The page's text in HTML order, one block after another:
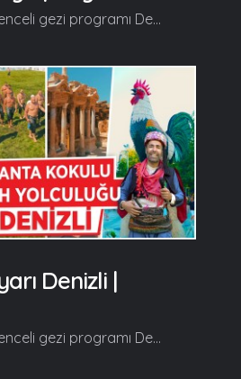
MyMecra'nın eğlenceli gezi programı Deyince'nin yeni durağı 'Sakarya Türküsü' şiirinin muhatabı, kültürün, doğanın, bisikletin ve sporun şehri Sakarya oluyor. Deyince, yeni bölümünde tarihi güzellikleriyle herkesi hayran bırakan 2. Beyazıt Köprüsü, Sakarya Nehri, Seracılık Mükemmeliyet Merkezi, Kültür Konağı, Yunus Paşa Camii, Tarihi Çınar Ağacı, Karagöl Yaylası, Paraşüt Tepe, Yeni Sakarya Atatürk Stadı, Karasu Fındık Bahçeleri, Yanık Fidan Üretim ve Teşhir Merkezi, Acarlar Longozu, Melen Botanik Bahçesi, Orhan Camii, Uzun Çarşı, Sakar Baba Türbesi ve Sapanca Gölü'nün en özel yanlarını izleyiciyle buluşturuyor... Devamı videoda... Gelin, Beraber Yürüyelim...
Denizli |
MyMecra'nın eğlenceli gezi programı Deyince'nin yeni durağı yeşilin hüküm sürdüğü, tarihiyle, kültürüyle, yemekleriyle ve hatta efeleriyle nam salmış Ege'nin güzel şehri Denizli oluyor. Deyince, yeni bölümünde tarihi ve manevi güzellikleriyle herkesi hayran bırakan Hierapolis Nekropol Alanı, Frontinius Caddesi, Kleopatra Antik Havuzu, Plutonium, Antik Tiyatro, Hierapolis Arkeoloji Müzesi, Pamukkale Travertenleri, Karahayıt-Kırmızı Su, Bağbaşı Yaylası, Denizli Konservatuarları, Laodikya Antik Kent, Yağlı Güreş Festivali, Nihat Zeybekçi Kongre ve Kültür Merkezi'nin en özel yanlarını izleyiciyle buluşturuyor... Devamı videoda... Gelin, Beraber Yürüyelim...